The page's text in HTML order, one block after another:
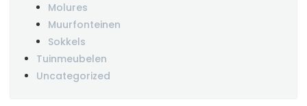
Molures
Muurfonteinen
Sokkels
Tuinmeubelen
Uncategorized